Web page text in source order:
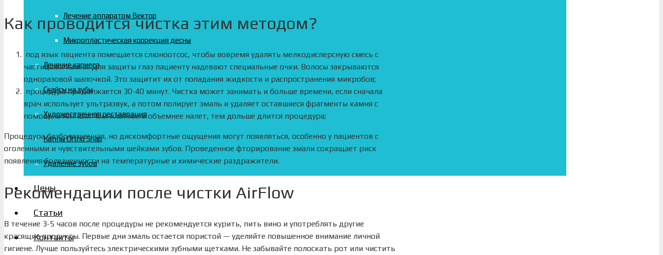
Лечение аппаратом Вектор
Микропластическая коррекция десны
Лечение кариеса
Скайсы на зубы
Художественная реставрация
Каппы Ortho Snap
Удаление зубов
Цены
Статьи
Контакты
Как проводится чистка этим методом?
под язык пациента помещается слюноотсос, чтобы вовремя удалять мелкодисперсную смесь с
частицами камня. Для защиты глаз пациенту надевают специальные очки. Волосы закрываются
одноразовой шапочкой. Это защитит их от попадания жидкости и распространения микробов;
процедура продолжается 30-40 минут. Чистка может занимать и больше времени, если сначала
врач использует ультразвук, а потом полирует эмаль и удаляет оставшиеся фрагменты камня с
помощью AirFlow. Чем плотнее и объемнее налет, тем дольше длится процедура;
Процедура безболезненная, но дискомфортные ощущения могут появляться, особенно у пациентов с
оголенными и чувствительными шейками зубов. Проведенное фторирование эмали сокращает риск
появления болезненности на температурные и химические раздражители.
Рекомендации после чистки AirFlow
В течение 3-5 часов после процедуры не рекомендуется курить, пить вино и употреблять другие
красящие продукты. Первые дни эмаль остается пористой — уделяйте повышенное внимание личной
гигиене. Лучше пользуйтесь электрическими зубными щетками. Не забывайте полоскать рот или чистить